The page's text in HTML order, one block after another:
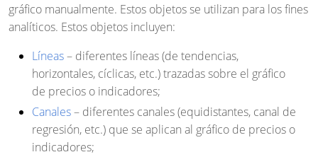
gráfico manualmente. Estos objetos se utilizan para los fines
analíticos. Estos objetos incluyen:
Líneas– diferentes líneas (de tendencias,
horizontales, cíclicas, etc.) trazadas sobre el gráfico
de precios o indicadores;
Canales– diferentes canales (equidistantes, canal de
regresión, etc.) que se aplican al gráfico de precios o
indicadores;